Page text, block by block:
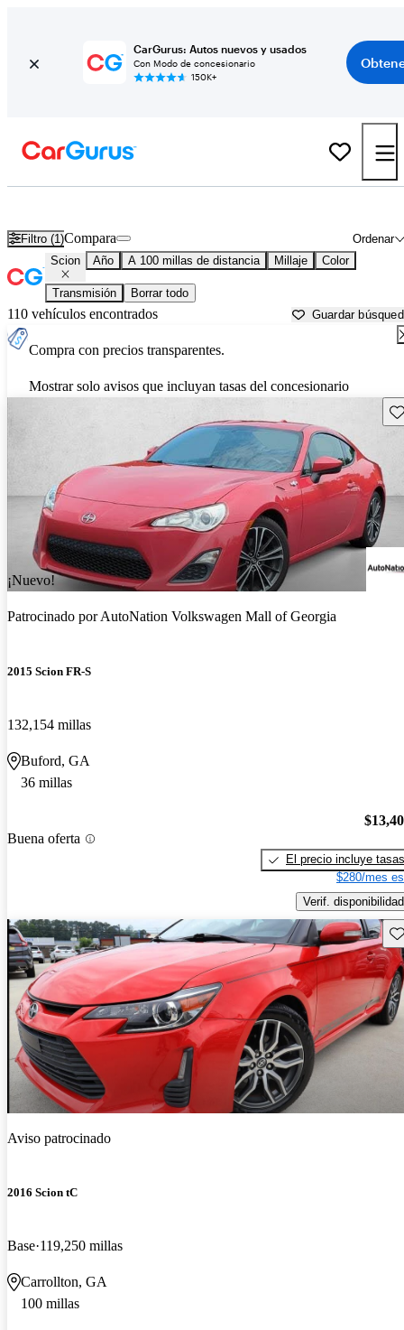
CarGurus: Autos nuevos y usados
Con Modo de concesionario
150K+
Filtro (1) Ordenar
Compara
Scion Año A 100 millas de distancia Millaje Color
Transmisión Borrar todo
110 vehículos encontrados Guardar
Compra con precios transparentes.
Mostrar solo avisos que incluyan tasas del concesionario
¡Nuevo!
Patrocinado porAutoNation Volkswagen Mall of Georgia
2015 Scion FR-S
132,154 millas
Buford, GA
36 millas
Buena oferta
El precio incluye tasas
$280/mes
Verif. disponibilidad
Aviso patrocinado
2016 Scion tC
Base 119,250 millas
Carrollton, GA
100 millas